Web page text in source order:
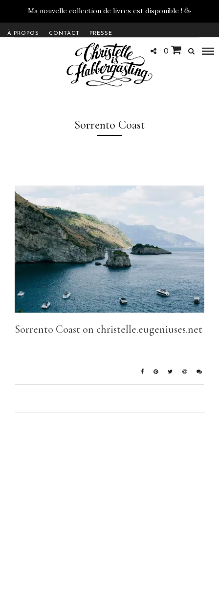
Ma nouvelle collection de livres est disponible ! 🥳
À PROPOS CONTACT PRESSE
0
Sorrento Coast
Sorrento Coast on christelle.eugeniuses.net